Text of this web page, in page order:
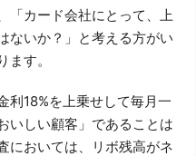
「カード会社にとって、上
ないか？」と考える方がい
す。
利18%を上乗せして毎月一
いしい顧客」であることは
においては、リボ残高がネ